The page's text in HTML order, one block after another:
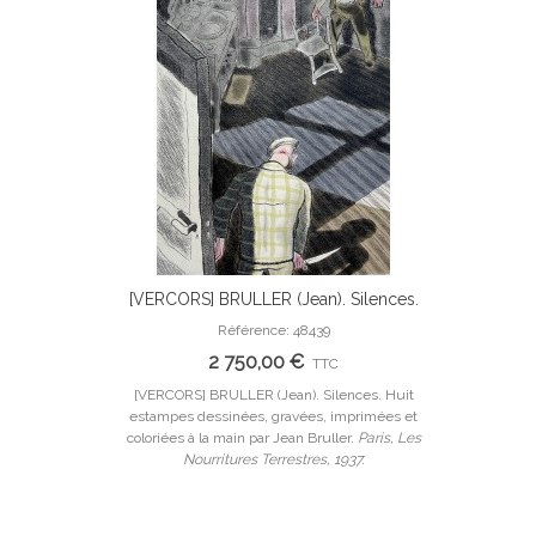
Ajouter Au Panier
[VERCORS] BRULLER (Jean). Silences.
Huit estampes dessinées, gravées,
imprimées et coloriées à la main par
Jean Bruller.
Référence: 48439
2 750,00 € TTC
[VERCORS] BRULLER (Jean). Silences. Huit
estampes dessinées, gravées, imprimées et
coloriées à la main par Jean Bruller. Paris, Les
Nourritures Terrestres, 1937.